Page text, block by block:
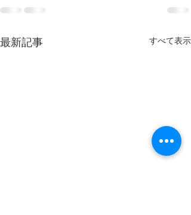
最新記事 すべて表示